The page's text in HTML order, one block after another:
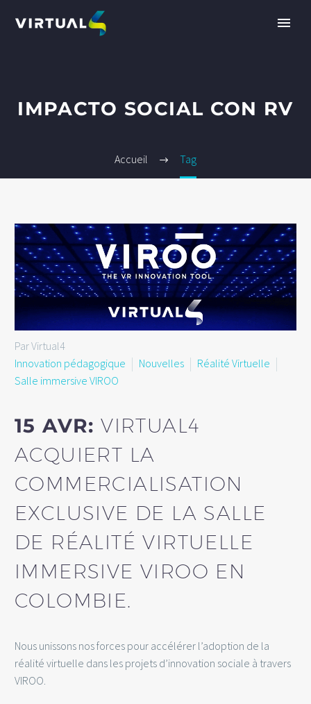
IMPACTO SOCIAL CON RV
Accueil Tag
Par Virtual4
Innovation pédagogique
Nouvelles
Réalité Virtuelle
Salle immersive VIROO
15 AVR:VIRTUAL4
ACQUIERT LA
COMMERCIALISATION
EXCLUSIVE DE LA SALLE
DE RÉALITÉ VIRTUELLE
IMMERSIVE VIROO EN
COLOMBIE.
Nous unissons nos forces pour accélérer l’adoption de la
réalité virtuelle dans les projets d’innovation sociale à travers
VIROO.